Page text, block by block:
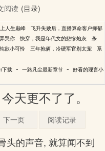
阅读 (目录)
人生巅峰
飞升失败后，直播算命客户抑郁
哭你 快穿，我是年代文的悲惨炮灰
杀
欲小可怜 三年抱俩，冷硬军官别太宠
系
下载 - 一路凡尘最新章节 - 好看的现言小
天更不了了。
下一页 阅读记录
头的声音, 就算闻不到